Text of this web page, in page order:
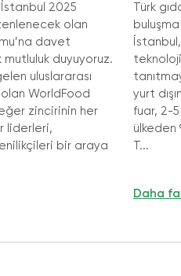
Sizi
2025
olan
davet
duyuyoruz.
uluslararası
WorldFood
zincirinin her
liderleri,
bir araya
Bir
Türk
yurt
fuar, 2-
ülkeden
T...
Daha